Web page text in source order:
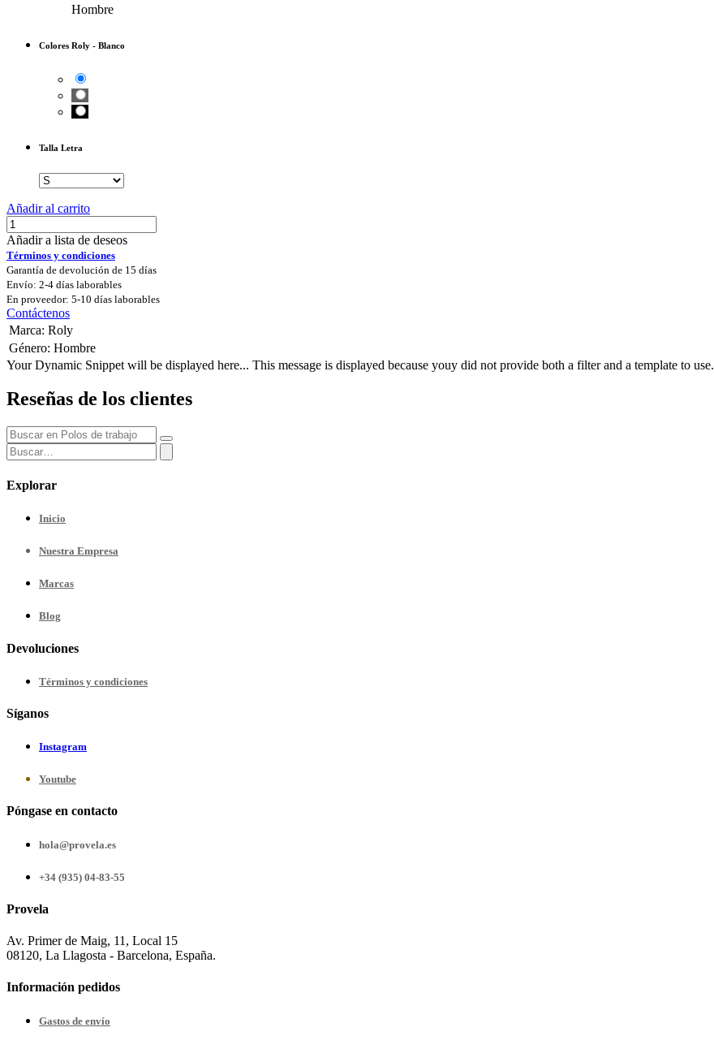
Hombre
Colores Roly - Blanco
Talla Letra
Añadir al carrito
Añadir a lista de deseos
Términos y condiciones
Garantía de devolución de 15 días
Envío: 2-4 días laborables
En proveedor: 5-10 días laborables
Contáctenos
Marca: Roly
Género: Hombre
Your Dynamic Snippet will be displayed here... This message is displayed because youy did not provide both a filter and a template to use.
Reseñas de los clientes
Explorar
Inicio
Nuestra Empresa
Marcas
Blog
Devoluciones
Términos y condiciones
Síganos
Instagram
Youtube
Póngase en contacto
hola@provela.es
+34 (935) 04-83-55
Provela
Av. Primer de Maig, 11, Local 15
08120, La Llagosta - Barcelona, España.
Información pedidos
Gastos de envío